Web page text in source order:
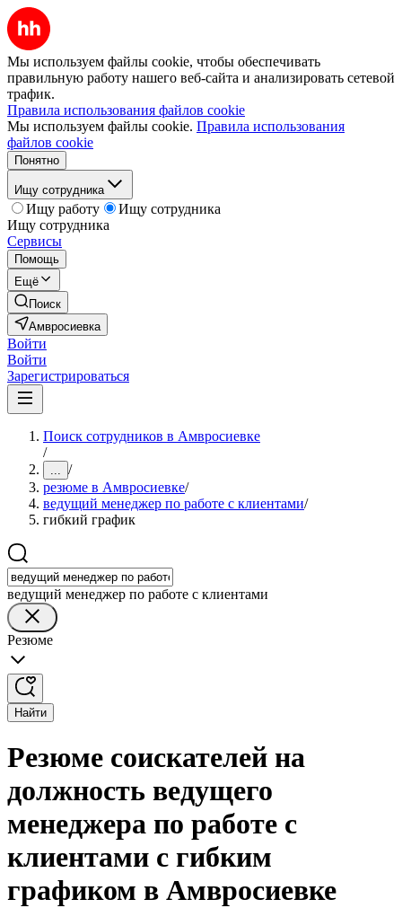
Мы используем файлы cookie, чтобы обеспечивать
правильную работу нашего веб-сайта и анализировать сетевой
трафик.
Правила использования файлов cookie
Мы используем файлы cookie. Правила использования
файлов cookie
Понятно
Ищу сотрудника
Ищу работу
Ищу сотрудника
Ищу сотрудника
Сервисы
Помощь
Ещё
Поиск
Амвросиевка
Войти
Войти
Зарегистрироваться
Поиск сотрудников в Амвросиевке
/
... /
резюме в Амвросиевке/
ведущий менеджер по работе с клиентами/
гибкий график
ведущий менеджер по работе с клиентами
Резюме
Найти
Резюме соискателей на
должность ведущего
менеджера по работе с
клиентами с гибким
графиком в Амвросиевке